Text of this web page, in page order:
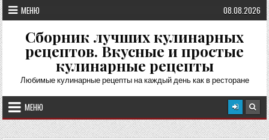
Перейти
к
содержимому
МЕНЮ 08.08.2026
Сборник лучших кулинарных
рецептов. Вкусные и простые
кулинарные рецепты
Любимые кулинарные рецепты на каждый день как в ресторане
МЕНЮ